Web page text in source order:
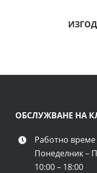
ОБСЛУЖВАНЕ НА
Работно
Понеделник –
10:00 – 18:00